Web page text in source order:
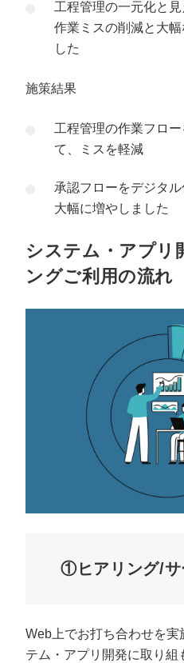
工程管理の一元化と
作業ミスの削減と大
した
施策結果
工程管理の作業フロ
て、ミスを軽減
承認フローをデジタ
大幅に増やしました
システム・アプリ
ングご利用の流れ
①ヒアリング/サ
Web上でお打ち合わせを実
テム・アプリ開発に取り組